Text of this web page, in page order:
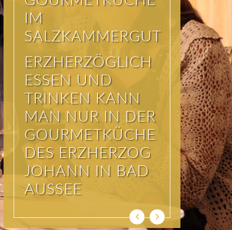
GAUMENFREUDEN
UND
AUGENSCHMAUS
– DIE KÜCHE DES
SPA HOTEL
ERZHERZOG
JOHANN
GEHÖRT ZU DEN
KULINARISCHEN
HIGHLIGHTS DES
AUSSEERLANDES
ZurückWeiter